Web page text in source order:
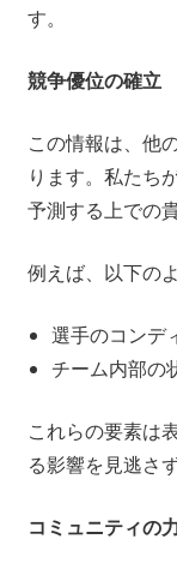
す。
競争優位の確立
この情報は、他
ります。私たち
予測する上での
例えば、以下の
選手のコンデ
チーム内部の
これらの要素は
る影響を見逃さ
コミュニティの